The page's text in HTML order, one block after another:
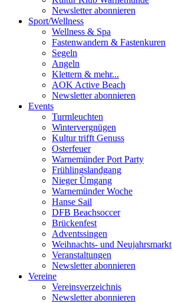
Newsletter abonnieren
Sport/Wellness
Wellness & Spa
Fastenwandern & Fastenkuren
Segeln
Angeln
Klettern & mehr...
AOK Active Beach
Newsletter abonnieren
Events
Turmleuchten
Wintervergnügen
Kultur trifft Genuss
Osterfeuer
Warnemünder Port Party
Frühlingslandgang
Nieger Ümgang
Warnemünder Woche
Hanse Sail
DFB Beachsoccer
Brückenfest
Adventssingen
Weihnachts- und Neujahrsmarkt
Veranstaltungen
Newsletter abonnieren
Vereine
Vereinsverzeichnis
Newsletter abonnieren